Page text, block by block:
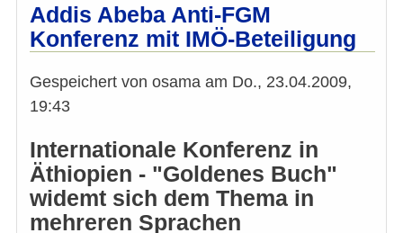
Addis Abeba Anti-FGM
Konferenz mit IMÖ-Beteiligung
Gespeichert von osama am Do., 23.04.2009,
19:43
Internationale Konferenz in
Äthiopien - "Goldenes Buch"
widemt sich dem Thema in
mehreren Sprachen